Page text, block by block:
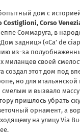
дом с
Costiglioni, Corso
Соммаруга, в
задниц» («Ca’ de
из-за
миланцев своей
создал этот дом под
но для
и вызвало
пришлось убрать
орнамент, а
на улицу Via